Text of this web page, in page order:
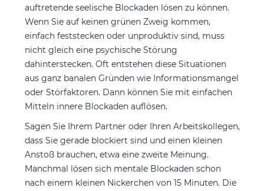
auftretende seelische Blockaden lösen zu können.
Wenn Sie auf keinen grünen Zweig kommen,
einfach feststecken oder unproduktiv sind, muss
nicht gleich eine psychische Störung
dahinterstecken. Oft entstehen diese Situationen
aus ganz banalen Gründen wie Informationsmangel
oder Störfaktoren. Dann können Sie mit einfachen
Mitteln innere Blockaden auflösen.
Sagen Sie Ihrem Partner oder Ihren Arbeitskollegen,
dass Sie gerade blockiert sind und einen kleinen
Anstoß brauchen, etwa eine zweite Meinung.
Manchmal lösen sich mentale Blockaden schon
nach einem kleinen Nickerchen von 15 Minuten. Die